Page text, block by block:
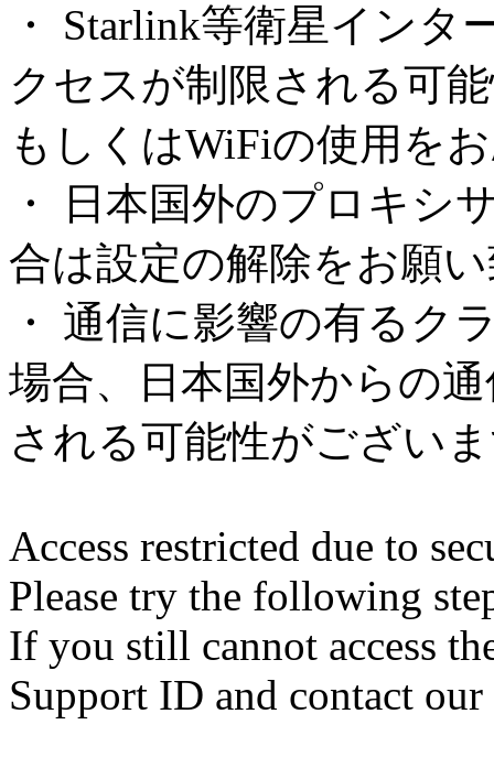
・ Starlink等衛星イン
クセスが制限される可
もしくはWiFiの使用を
・ 日本国外のプロキシ
合は設定の解除をお願
・ 通信に影響の有るク
場合、日本国外からの
される可能性がござい
Access restricted due to
Please try the following
If you still cannot access
Support ID and contact